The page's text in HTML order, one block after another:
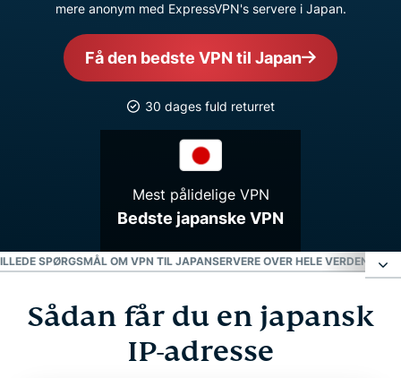
mere anonym med ExpressVPN's servere i Japan.
Få den bedste VPN til Japan
30 dages fuld returret
Mest pålidelige VPN
Bedste japanske VPN
SPØRGSMÅL OM VPN TIL JAPANSERVERE OVER HELE VERDEN FÅ
Sådan får du en japansk IP-adresse
Vælg en serverplacering i Japan
Sådan får du en japansk
IP-adresse